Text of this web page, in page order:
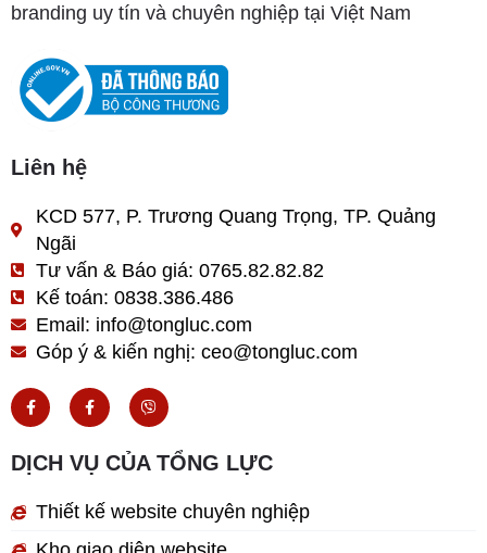
branding uy tín và chuyên nghiệp tại Việt Nam
Liên hệ
KCD 577, P. Trương Quang Trọng, TP. Quảng
Ngãi
Tư vấn & Báo giá: 0765.82.82.82
Kế toán: 0838.386.486
Email: info@tongluc.com
Góp ý & kiến nghị: ceo@tongluc.com
F
a
c
b
o
F
a
c
b
o
-
V
i
b
r
DỊCH VỤ CỦA TỔNG LỰC
Thiết kế website chuyên nghiệp